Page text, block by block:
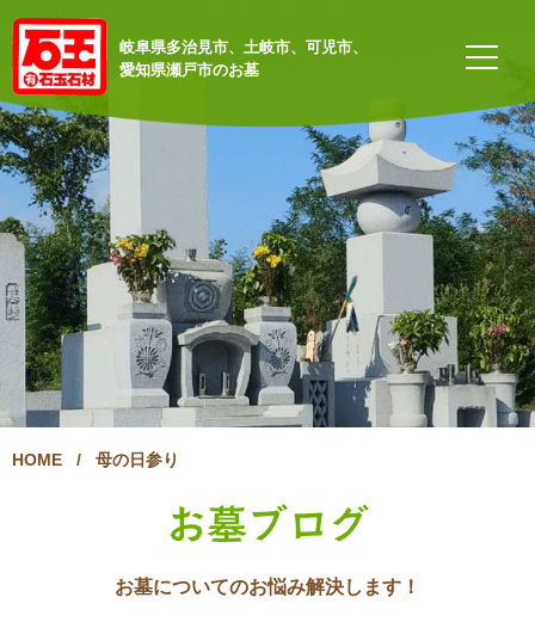
岐阜県多治見市、土岐市、可児市、
愛知県瀬戸市のお墓
HOME / 母の日参り
お墓ブログ
お墓についてのお悩み解決します！